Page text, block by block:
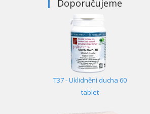
Doporučujeme
T37 - Uklidnění ducha 60
tablet